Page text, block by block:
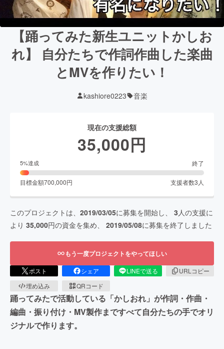
【踊ってみた新生ユニットかしお
れ】 自分たちで作詞作曲した楽曲
とMVを作りたい！
kashiore0223 音楽
現在の支援総額
35,000円
5%達成 終了
目標金額700,000円 支援者数3 人
このプロジェクトは、 2019/03/05に募集を開始し、 3 人の支援に
より 35,000円の資金を集め、 2019/05/08に募集を終了しました
もう一度プロジェクトをやってほしい
ポスト シェア LINEで送る
URLコピー
埋め込み
QRコード
踊ってみたで活動している「かしおれ」が作詞・作曲・
編曲・振り付け・MV製作まですべて自分たちの手でオリ
ジナルで作ります。